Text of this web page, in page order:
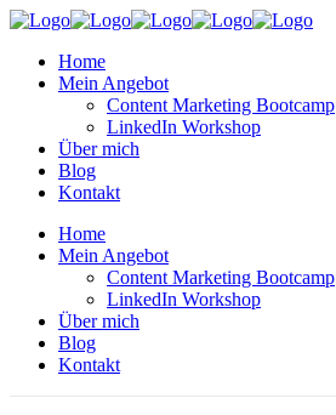
Home
Mein Angebot
Content Marketing Bootcamp
LinkedIn Workshop
Über mich
Blog
Kontakt
Home
Mein Angebot
Content Marketing Bootcamp
LinkedIn Workshop
Über mich
Blog
Kontakt